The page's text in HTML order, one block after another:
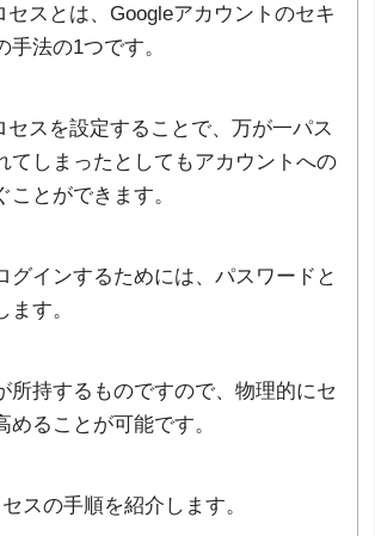
セスとは、Googleアカウントのセキ
手法の1つです。
セスを設定することで、万が一パス
てしまったとしてもアカウントへの
ことができます。
グインするためには、パスワードと
す。
所持するものですので、物理的にセ
めることが可能です。
スの手順を紹介します。